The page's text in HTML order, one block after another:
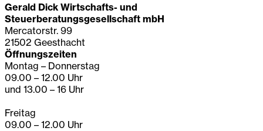
Gerald Dick Wirtschafts- und
Steuerberatungsgesellschaft mbH
Mercatorstr. 99
21502 Geesthacht
Öffnungszeiten
Montag – Donnerstag
09.00 – 12.00 Uhr
und 13.00 – 16 Uhr
Freitag
09.00 – 12.00 Uhr